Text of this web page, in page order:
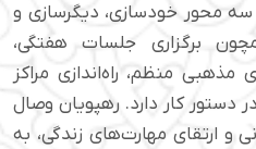
محور خودسازی، دیگرسازی و
برگزاری جلسات هفتگی،
مذهبی منظم، راه‌اندازی مراکز
دستور کار دارد. رهپویان وصال
و ارتقای مهارت‌های زندگی، به